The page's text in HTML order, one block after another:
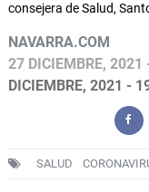
consejera de Salud,
NAVARRA.COM
27 DICIEMBRE, 2021
DICIEMBRE, 2021 -
SALUD